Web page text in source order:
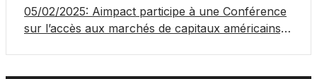
05/02/2025: Aimpact participe à une Conférence
sur l’accès aux marchés de capitaux américains,